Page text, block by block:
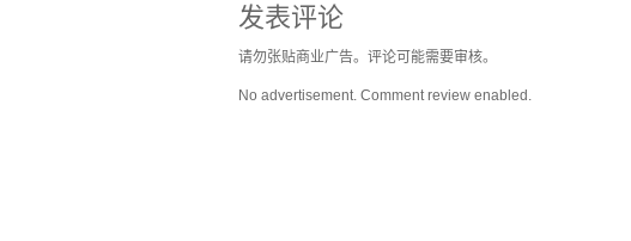
发表评论
请勿张贴商业广告。评论可能需要审核。
No advertisement. Comment review enabled.